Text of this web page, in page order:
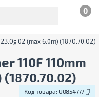
0
02 (max 6.0m) (1870.70.02)
110F 110mm
Код товара: U0854777